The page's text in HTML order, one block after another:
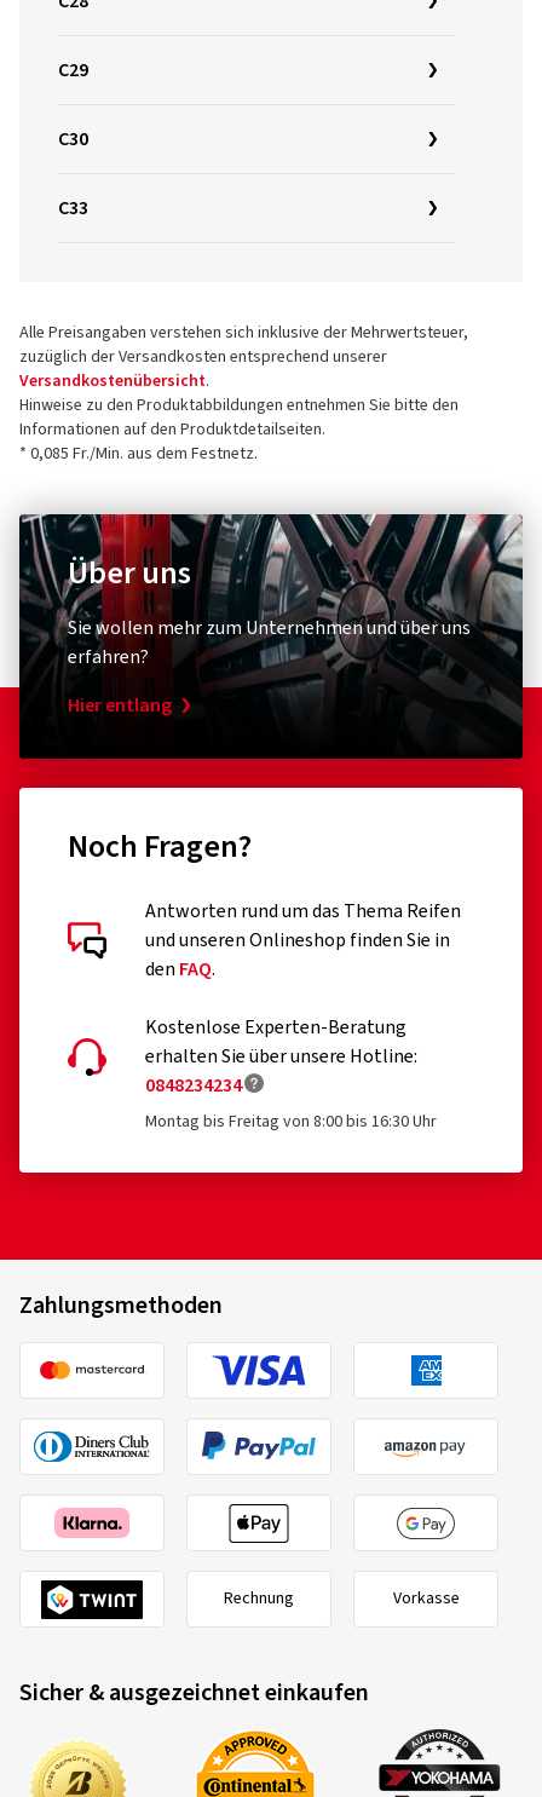
C29
C30
C33
Alle Preisangaben verstehen sich inklusive der Mehrwertsteuer,
zuzüglich der Versandkosten entsprechend unserer
Versandkostenübersicht.
Hinweise zu den Produktabbildungen entnehmen Sie bitte den
Informationen auf den Produktdetailseiten.
* 0,085 Fr./Min. aus dem Festnetz.
Über uns
Sie wollen mehr zum Unternehmen und über uns
erfahren?
Hier entlang
Noch Fragen?
Antworten rund um das Thema Reifen
und unseren Onlineshop finden Sie in
den FAQ.
Kostenlose Experten-Beratung
erhalten Sie über unsere Hotline:
0848234234
Montag bis Freitag von 8:00 bis 16:30 Uhr
Zahlungsmethoden
Rechnung Vorkasse
Sicher & ausgezeichnet einkaufen